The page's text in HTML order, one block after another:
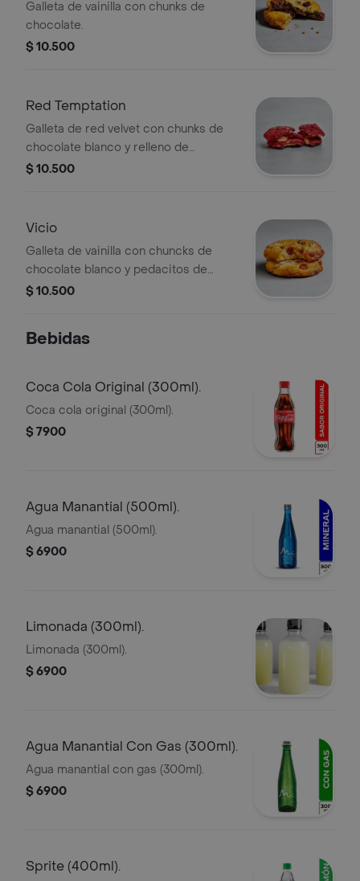
Galleta de vainilla con chunks de
chocolate.
$ 10.500
Red Temptation
Galleta de red velvet con chunks de
chocolate blanco y relleno de
cheesecake.
$ 10.500
Vicio
Galleta de vainilla con chuncks de
chocolate blanco y pedacitos de
bocadillo.
$ 10.500
Bebidas
Coca Cola Original (300ml).
Coca cola original (300ml).
$ 7900
Agua Manantial (500ml).
Agua manantial (500ml).
$ 6900
Limonada (300ml).
Limonada (300ml).
$ 6900
Agua Manantial Con Gas (300ml).
Agua manantial con gas (300ml).
$ 6900
Sprite (400ml).